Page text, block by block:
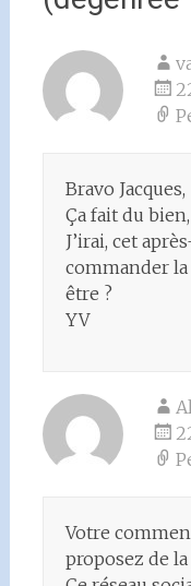
Bravo Jacques,
Ça fait du
J’irai, cet
commander
être ?
YV
Votre
proposez de